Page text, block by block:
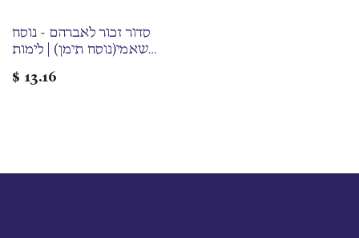
סדור זכור לאברהם - נוסח
שאמי(נוסח תימן) | לימות
$ 13.16